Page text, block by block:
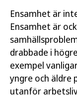
Ensamhet är
Ensamhet är
drabbade i
exempel
yngre och äldre
utanför